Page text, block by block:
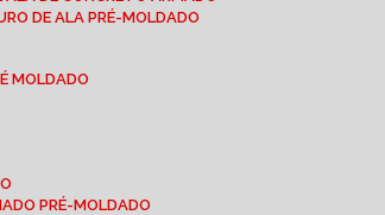
DE ALA PRÉ-MOLDADO
MOLDADO
PRÉ-MOLDADO